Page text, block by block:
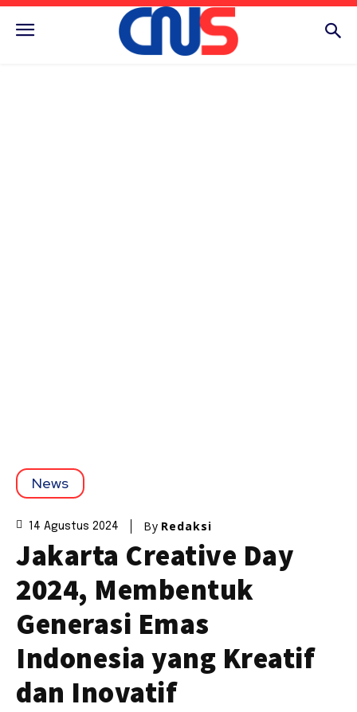
News
14 Agustus 2024 By Redaksi
Jakarta Creative Day
2024, Membentuk
Generasi Emas
Indonesia yang Kreatif
dan Inovatif